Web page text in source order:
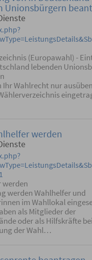
Unionsbürgern
(Europawahl) -
lebenden
Ihr Wahlrecht nur
werden
werden
werden Wahlhelfer und
im Wahllokal
als Mitglieder der
oder als Hilfskräfte
der Wahl…